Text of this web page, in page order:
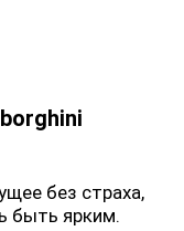
без страха,
быть ярким.